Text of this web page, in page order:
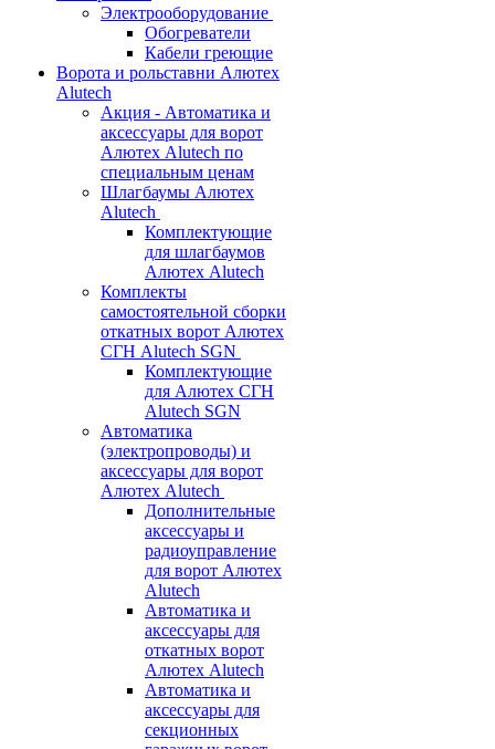
Электрооборудование
Обогреватели
Кабели греющие
Ворота и рольставни Алютех
Alutech
Акция - Автоматика и
аксессуары для ворот
Алютех Alutech по
специальным ценам
Шлагбаумы Алютех
Alutech
Комплектующие
для шлагбаумов
Алютех Alutech
Комплекты
самостоятельной сборки
откатных ворот Алютех
СГН Alutech SGN
Комплектующие
для Алютех СГН
Alutech SGN
Автоматика
(электропроводы) и
аксессуары для ворот
Алютех Alutech
Дополнительные
аксессуары и
радиоуправление
для ворот Алютех
Alutech
Автоматика и
аксессуары для
откатных ворот
Алютех Alutech
Автоматика и
аксессуары для
секционных